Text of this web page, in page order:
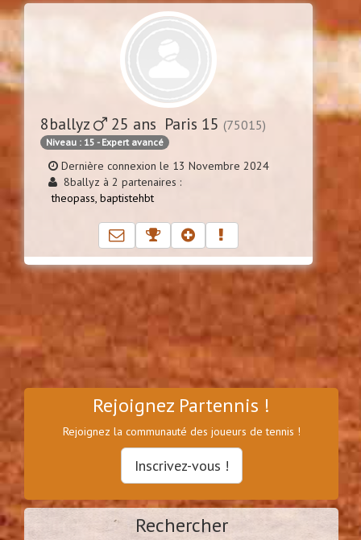
8ballyz 25 ans Paris 15 (75015)
Niveau : 15 - Expert avancé
Dernière connexion le 13 Novembre 2024
8ballyz à 2 partenaires :
theopass, baptistehbt
Rejoignez Partennis !
Rejoignez la communauté des joueurs de tennis !
Inscrivez-vous !
Rechercher